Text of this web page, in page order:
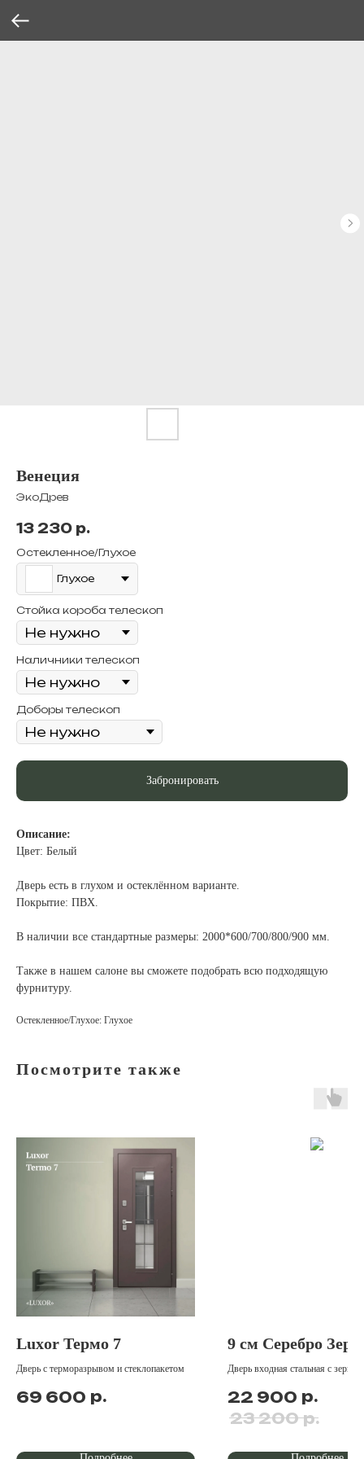
Венеция
ЭкоДрев
13 230 р.
Остекленное/Глухое
Глухое
Стойка короба телескоп
Наличники телескоп
Доборы телескоп
Забронировать
Описание:
Цвет: Белый
Дверь есть в глухом и остеклённом варианте.
Покрытие: ПВХ.
В наличии все стандартные размеры: 2000*600/700/800/900 мм.
Также в нашем салоне вы сможете подобрать всю подходящую
фурнитуру.
Остекленное/Глухое: Глухое
Посмотрите также
Luxor Термо 7
Дверь с терморазрывом и стеклопакетом
69 600 р.
9 см Серебро
Дверь входная стальная с
22 900 р.
23 200 р.